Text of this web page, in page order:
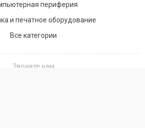
периферия
и печатное оборудование
Все категории
Звоните нам